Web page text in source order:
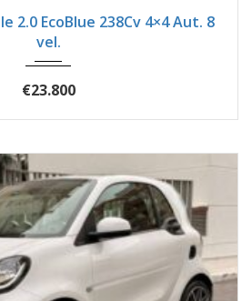
2.0 EcoBlue 238Cv 4×4 Aut. 8
vel.
€23.800